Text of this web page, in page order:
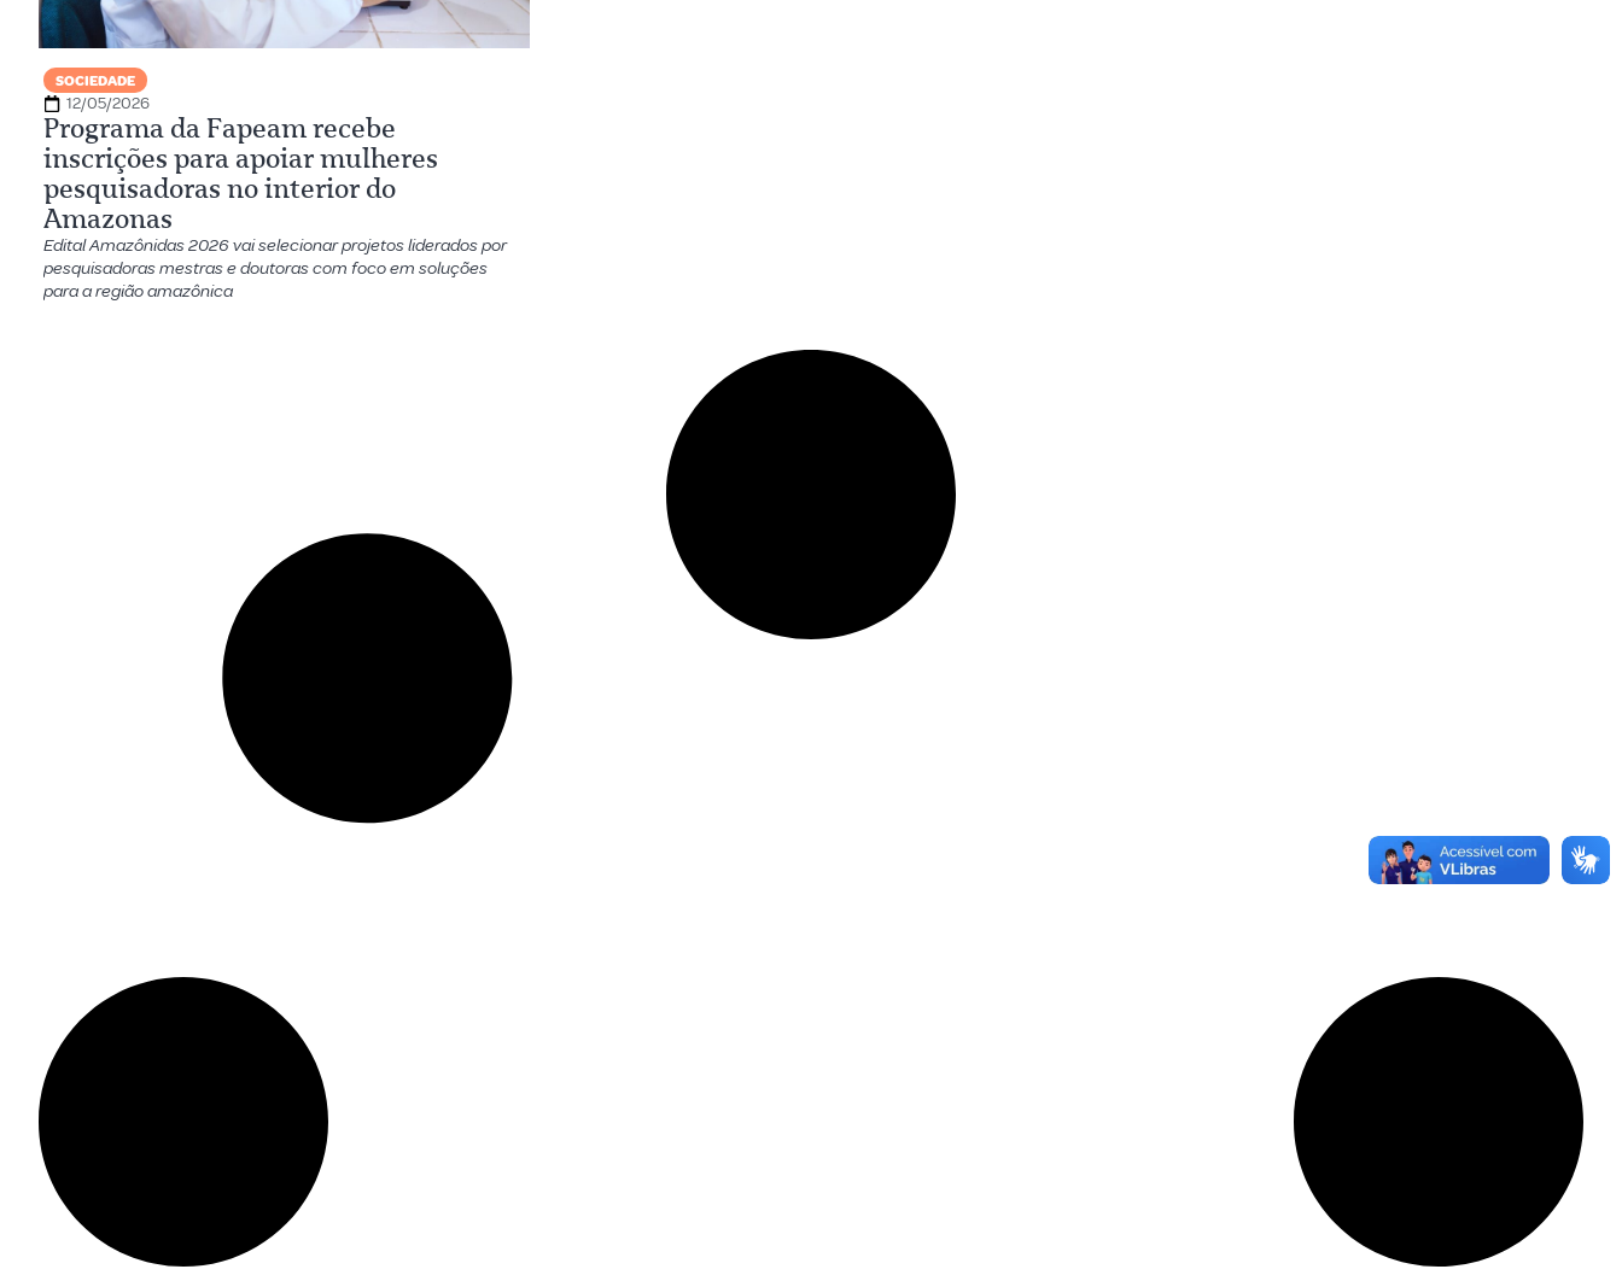
SOCIEDADE
12/05/2026
Programa da Fapeam recebe
inscrições para apoiar mulheres
pesquisadoras no interior do
Amazonas
Edital Amazônidas 2026 vai selecionar projetos liderados por
pesquisadoras mestras e doutoras com foco em soluções
para a região amazônica